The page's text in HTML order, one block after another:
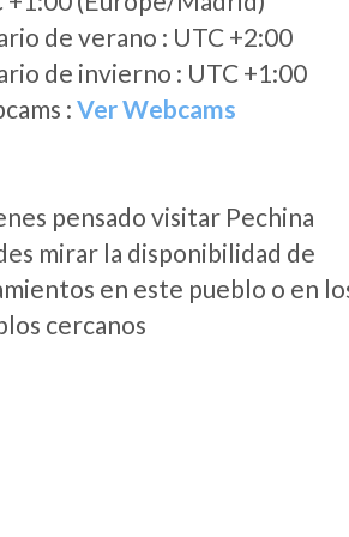
de verano : UTC +2:00
de invierno : UTC +1:00
: Ver Webcams
pensado visitar Pechina
mirar la disponibilidad de
en este pueblo o en
cercanos